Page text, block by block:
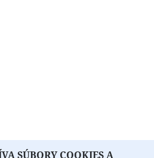
SÚBORY COOKIES A